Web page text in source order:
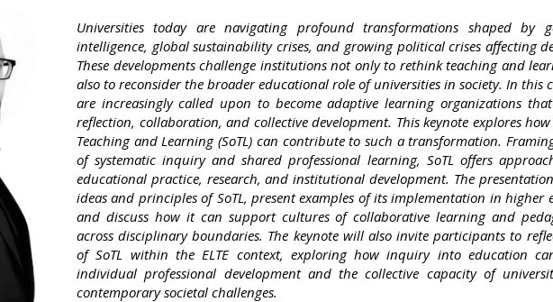
Universities today are navigating profound transformations shaped by
intelligence, global sustainability crises, and growing political crises affecting
These developments challenge institutions not only to rethink teaching and
also to reconsider the broader educational role of universities in society. In this
are increasingly called upon to become adaptive learning organizations
reflection, collaboration, and collective development. This keynote explores
Teaching and Learning (SoTL) can contribute to such a transformation.
of systematic inquiry and shared professional learning, SoTL offers
educational practice, research, and institutional development. The
ideas and principles of SoTL, present examples of its implementation in higher
and discuss how it can support cultures of collaborative learning and
across disciplinary boundaries. The keynote will also invite participants to
of SoTL within the ELTE context, exploring how inquiry into education
individual professional development and the collective capacity of
contemporary societal challenges.